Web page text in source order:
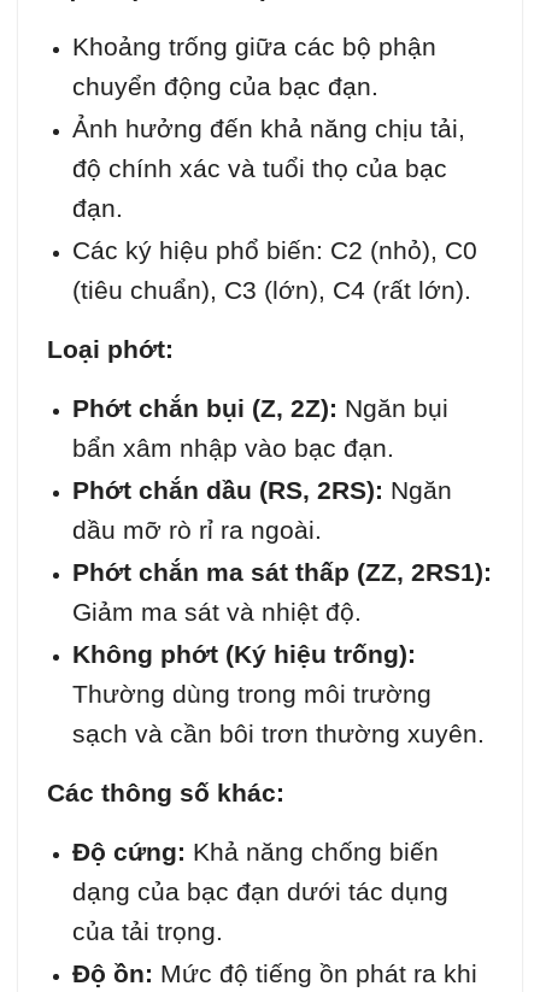
Khoảng trống giữa các bộ phận
chuyển động của bạc đạn.
Ảnh hưởng đến khả năng chịu tải,
độ chính xác và tuổi thọ của bạc
đạn.
Các ký hiệu phổ biến: C2 (nhỏ), C0
(tiêu chuẩn), C3 (lớn), C4 (rất lớn).
Loại phớt:
Phớt chắn bụi (Z, 2Z): Ngăn bụi
bẩn xâm nhập vào bạc đạn.
Phớt chắn dầu (RS, 2RS): Ngăn
dầu mỡ rò rỉ ra ngoài.
Phớt chắn ma sát thấp (ZZ, 2RS1):
Giảm ma sát và nhiệt độ.
Không phớt (Ký hiệu trống):
Thường dùng trong môi trường
sạch và cần bôi trơn thường xuyên.
Các thông số khác:
Độ cứng: Khả năng chống biến
dạng của bạc đạn dưới tác dụng
của tải trọng.
Độ ồn: Mức độ tiếng ồn phát ra khi